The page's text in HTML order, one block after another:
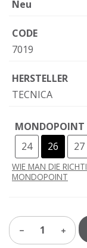
Neu
CODE
7019
HERSTELLER
TECNICA
MONDOPOINT
24
26 27
WIE MAN DIE
MONDOPOINT
1